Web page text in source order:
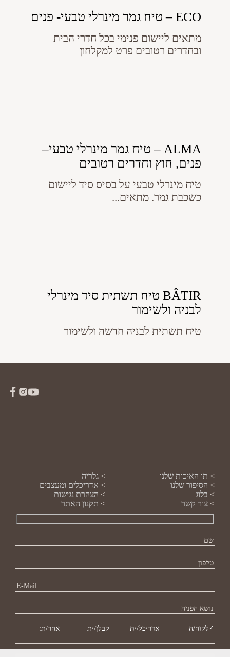
ECO – טיח גמר מינרלי טבעי- פנים
מתאים ליישום פנימי בכל חדרי הבית
ובחדרים רטובים פרט למקלחון
ALMA – טיח גמר מינרלי טבעי–
פנים, חוץ וחדרים רטובים
טיח מינרלי טבעי על בסיס סיד ליישום
כשכבת גמר. מתאים...
BÂTIR טיח תשתית סיד מינרלי
לבניה ולשימור
טיח תשתית לבניה חדשה ולשימור
תו האיכות שלנו
גלריה
הסיפור שלנו
אדריכלים ומעצבים
בלוג
הצהרת נגישות
צור קשר
תקנון האתר
לקוח/ה אדריכל/ית קבלן/ית אחר/ת: